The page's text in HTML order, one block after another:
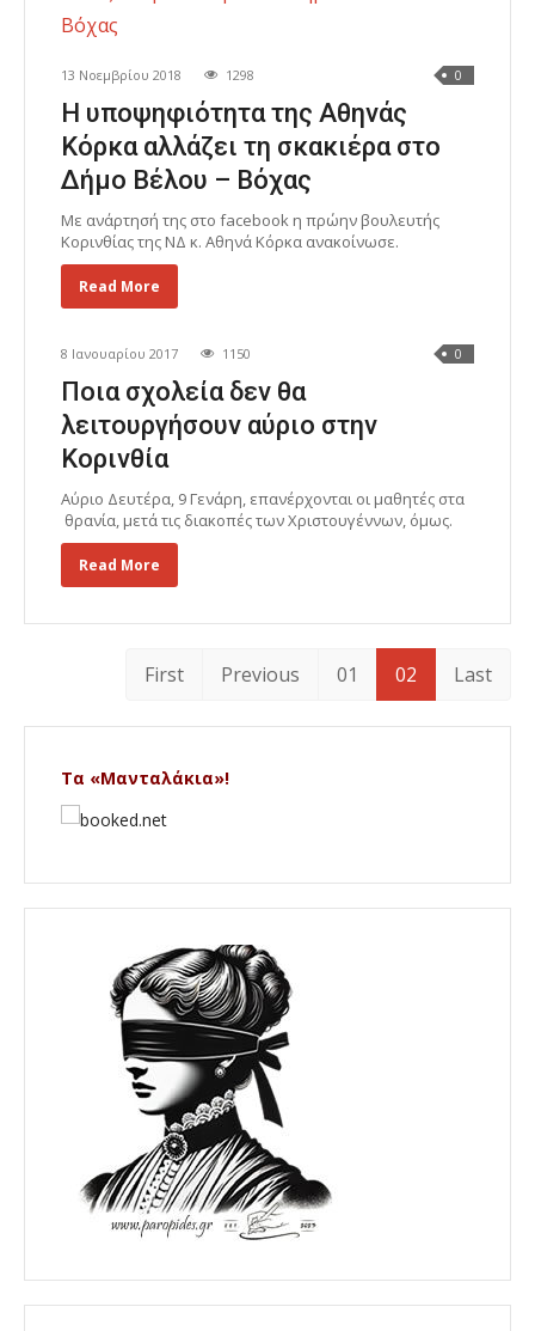
13 Νοεμβρίου 2018 1298 0
Η υποψηφιότητα της Αθηνάς
Κόρκα αλλάζει τη σκακιέρα στο
Δήμο Βέλου – Βόχας
Με ανάρτησή της στο facebook η πρώην βουλευτής
Κορινθίας της ΝΔ κ. Αθηνά Κόρκα ανακοίνωσε.
Read More
8 Ιανουαρίου 2017 1150 0
Ποια σχολεία δεν θα
λειτουργήσουν αύριο στην
Κορινθία
Αύριο Δευτέρα, 9 Γενάρη, επανέρχονται οι μαθητές στα
θρανία, μετά τις διακοπές των Χριστουγέννων, όμως.
Read More
First Previous 01 02 Last
Τα «Μανταλάκια»!